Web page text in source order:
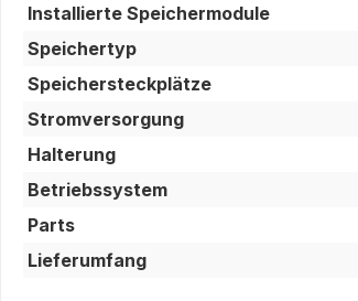
Installierte Speichermodule
Speichertyp
Speichersteckplätze
Stromversorgung
Halterung
Betriebssystem
Parts
Lieferumfang